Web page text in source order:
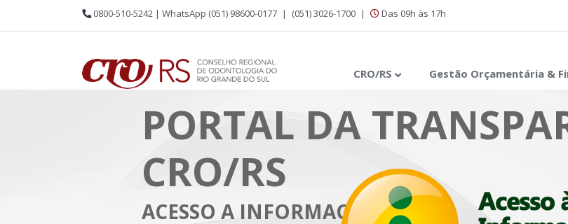
0800-510-5242 | WhatsApp (051) 98600-0177 | (051) 3026-1700 | Das 09h às 17h
CRO/RS Gestão Orçamentária &
PORTAL DA
CRO/RS
ACESSO A INFORMAÇÃO